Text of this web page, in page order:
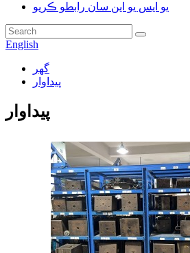
يو ايس يو اين سان رابطو ڪريو
English
گھر
پيداوار
پيداوار